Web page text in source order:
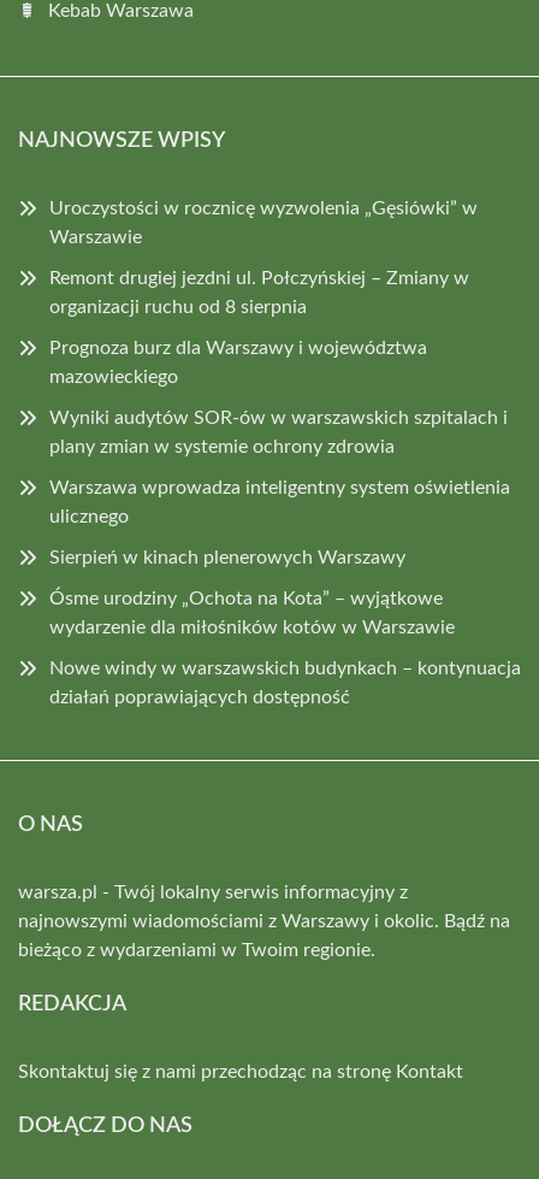
Kebab Warszawa
NAJNOWSZE WPISY
Uroczystości w rocznicę wyzwolenia „Gęsiówki” w
Warszawie
Remont drugiej jezdni ul. Połczyńskiej – Zmiany w
organizacji ruchu od 8 sierpnia
Prognoza burz dla Warszawy i województwa
mazowieckiego
Wyniki audytów SOR-ów w warszawskich szpitalach i
plany zmian w systemie ochrony zdrowia
Warszawa wprowadza inteligentny system oświetlenia
ulicznego
Sierpień w kinach plenerowych Warszawy
Ósme urodziny „Ochota na Kota” – wyjątkowe
wydarzenie dla miłośników kotów w Warszawie
Nowe windy w warszawskich budynkach – kontynuacja
działań poprawiających dostępność
O NAS
warsza.pl - Twój lokalny serwis informacyjny z
najnowszymi wiadomościami z Warszawy i okolic. Bądź na
bieżąco z wydarzeniami w Twoim regionie.
REDAKCJA
Skontaktuj się z nami przechodząc na stronę Kontakt
DOŁĄCZ DO NAS